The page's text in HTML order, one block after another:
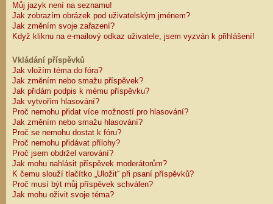
Můj jazyk není na seznamu!
Jak zobrazím obrázek pod uživatelským jménem?
Jak změním svoje zařazení?
Když kliknu na e-mailový odkaz uživatele, jsem vyzván k přihlášení!
Vkládání příspěvků
Jak vložím téma do fóra?
Jak změním nebo smažu příspěvek?
Jak přidám podpis k mému příspěvku?
Jak vytvořím hlasování?
Proč nemohu přidat více možností pro hlasování?
Jak změním nebo smažu hlasování?
Proč se nemohu dostat k fóru?
Proč nemohu přidávat přílohy?
Proč jsem obdržel varování?
Jak mohu nahlásit příspěvek moderátorům?
K čemu slouží tlačítko „Uložit“ při psaní příspěvků?
Proč musí být můj příspěvek schválen?
Jak mohu oživit svoje téma?